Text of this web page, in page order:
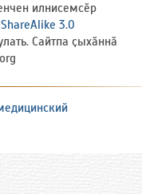
илнисемсӗр
3.0
Сайтпа ҫыхӑннӑ